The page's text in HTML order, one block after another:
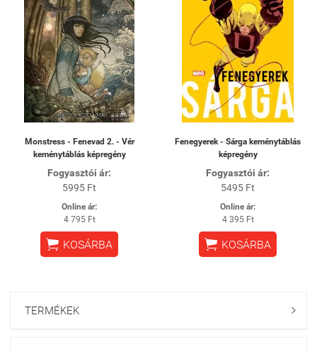
Monstress - Fenevad 2. - Vér
keménytáblás képregény
Fogyasztói ár:
5995 Ft
Online ár:
4 795 Ft
 KOSÁRBA
Fenegyerek - Sárga keménytáblás
képregény
Fogyasztói ár:
5495 Ft
Online ár:
4 395 Ft
 KOSÁRBA
TERMÉKEK 